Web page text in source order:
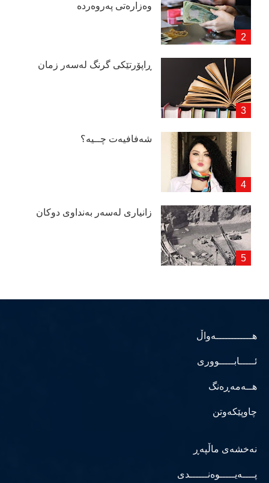
وەزارەتی پەروەردە
ڕاپۆرتێكی گرنگ لەسەر زمان
شەفافیەت چــیە؟
زانیاری لەسەر بەنداوی دوكان
هــــــــــــەواڵ
ئـــــابـــــووری
هــەمەڕەنگ
چاوپێکەوتن
نەخشەی ماڵپەڕ
پــــەیـــــوەنــــــدی